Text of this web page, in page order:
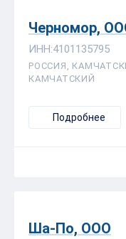
Черномор,
ИНН:4101135795
РОССИЯ,
КАМЧАТСКИЙ
Подробнее
Ша-По, ООО